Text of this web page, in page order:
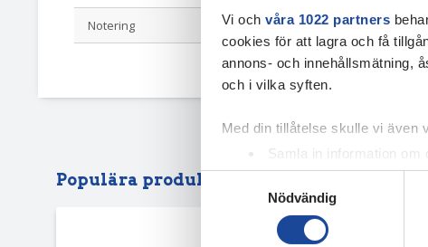
Vi och våra 1022 partners
cookies för att lagra och få
annons- och innehållsmätning,
och i vilka syften.
Med din tillåtelse skulle vi även
Samla in information om
Identifiera din enhet
Ta reda på mer om hur dina
eller dra tillbaka ditt samtycke
Nödvändig
Notering Dot23
Populära produkter